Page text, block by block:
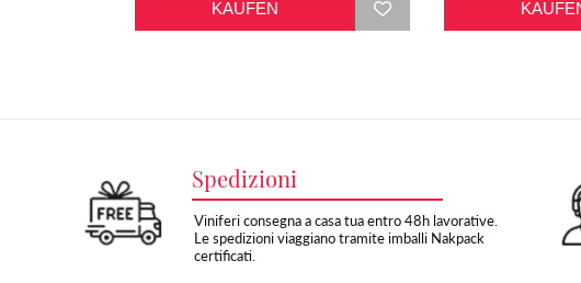
Spedizioni
Viniferi consegna a casa tua entro 48h lavorative.
Le spedizioni viaggiano tramite imballi Nakpack
certificati.